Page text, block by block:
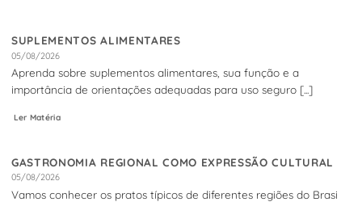
SUPLEMENTOS ALIMENTARES
05/08/2026
Aprenda sobre suplementos alimentares, sua função e a
importância de orientações adequadas para uso seguro [...]
Ler Matéria
GASTRONOMIA REGIONAL COMO EXPRESSÃO CULTURAL
05/08/2026
Vamos conhecer os pratos típicos de diferentes regiões do Brasi